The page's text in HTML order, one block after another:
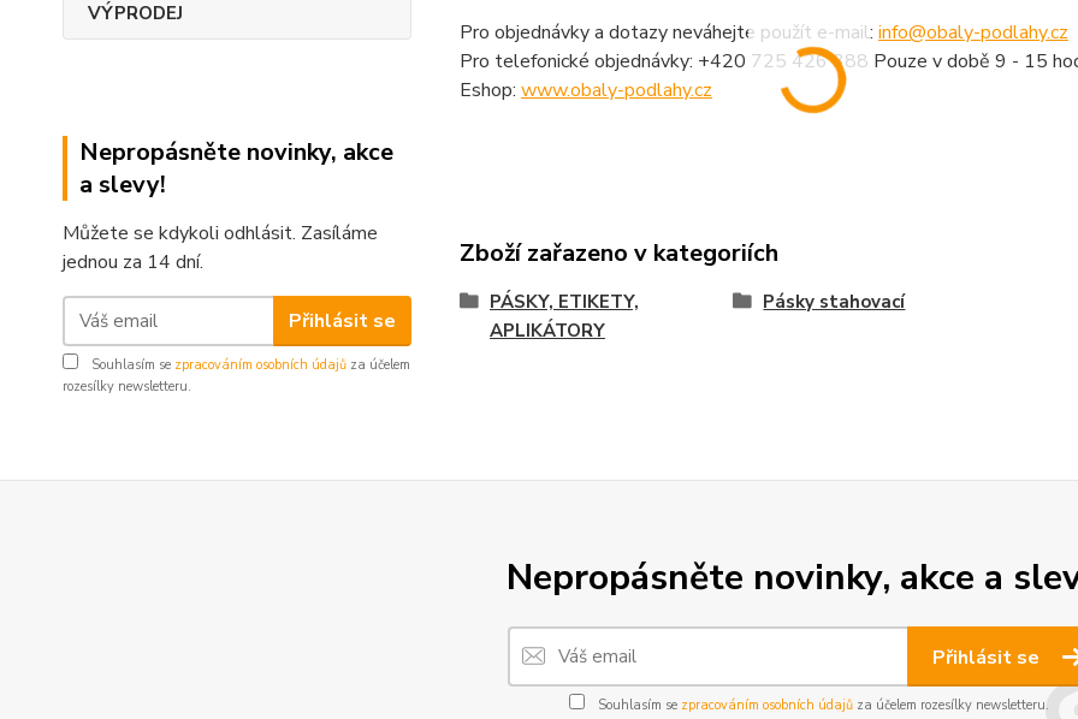
VÝPRODEJ
Nepropásněte novinky, akce
a slevy!
Můžete se kdykoli odhlásit. Zasíláme
jednou za 14 dní.
Přihlásit se
Souhlasím se zpracováním osobních údajů za účelem
rozesílky newsletteru.
Pro objednávky a dotazy neváhejte použít e-mail: info@obaly-podlahy.cz
Pro telefonické objednávky: +420 725 426 388 Pouze v době 9 - 15
Eshop: www.obaly-podlahy.cz
Zboží zařazeno v kategoriích
PÁSKY, ETIKETY,
APLIKÁTORY
Pásky stahovací
Nepropásněte novinky, akce a
Přihlásit se
Souhlasím se zpracováním osobních údajůza účelem rozesílky newsletteru.